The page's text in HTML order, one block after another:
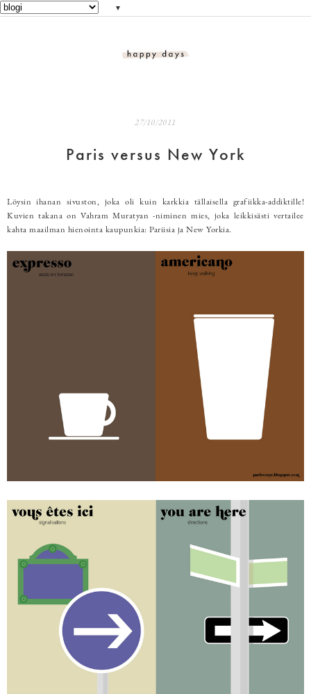
▼
27/10/2011
Paris versus New York
Löysin ihanan sivuston, joka oli kuin karkkia tällaisella grafiikka-addiktille!
Kuvien takana on Vahram Muratyan -niminen mies, joka leikkisästi vertailee
kahta maailman hienointa kaupunkia: Pariisia ja New Yorkia.